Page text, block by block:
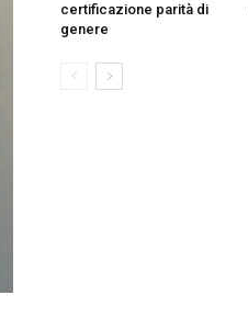
certificazione parità di
genere